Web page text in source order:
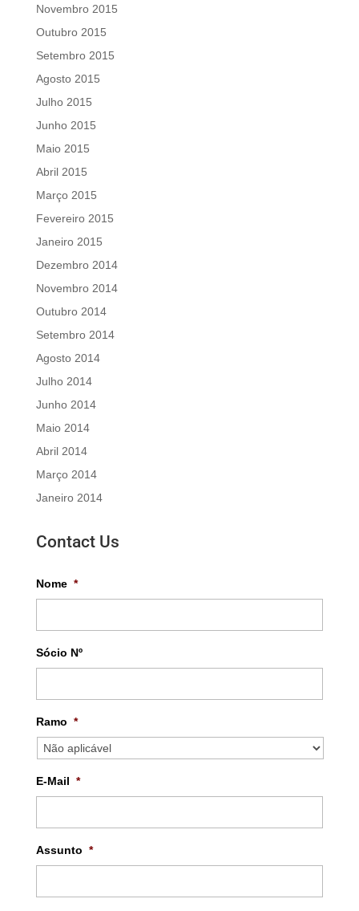
Novembro 2015
Outubro 2015
Setembro 2015
Agosto 2015
Julho 2015
Junho 2015
Maio 2015
Abril 2015
Março 2015
Fevereiro 2015
Janeiro 2015
Dezembro 2014
Novembro 2014
Outubro 2014
Setembro 2014
Agosto 2014
Julho 2014
Junho 2014
Maio 2014
Abril 2014
Março 2014
Janeiro 2014
Contact Us
Nome *
Sócio Nº
Ramo *
E-Mail *
Assunto *